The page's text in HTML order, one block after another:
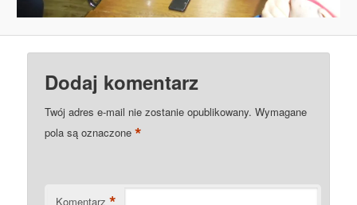
Dodaj komentarz
Twój adres e-mail nie zostanie opublikowany. Wymagane
pola są oznaczone*
Komentarz